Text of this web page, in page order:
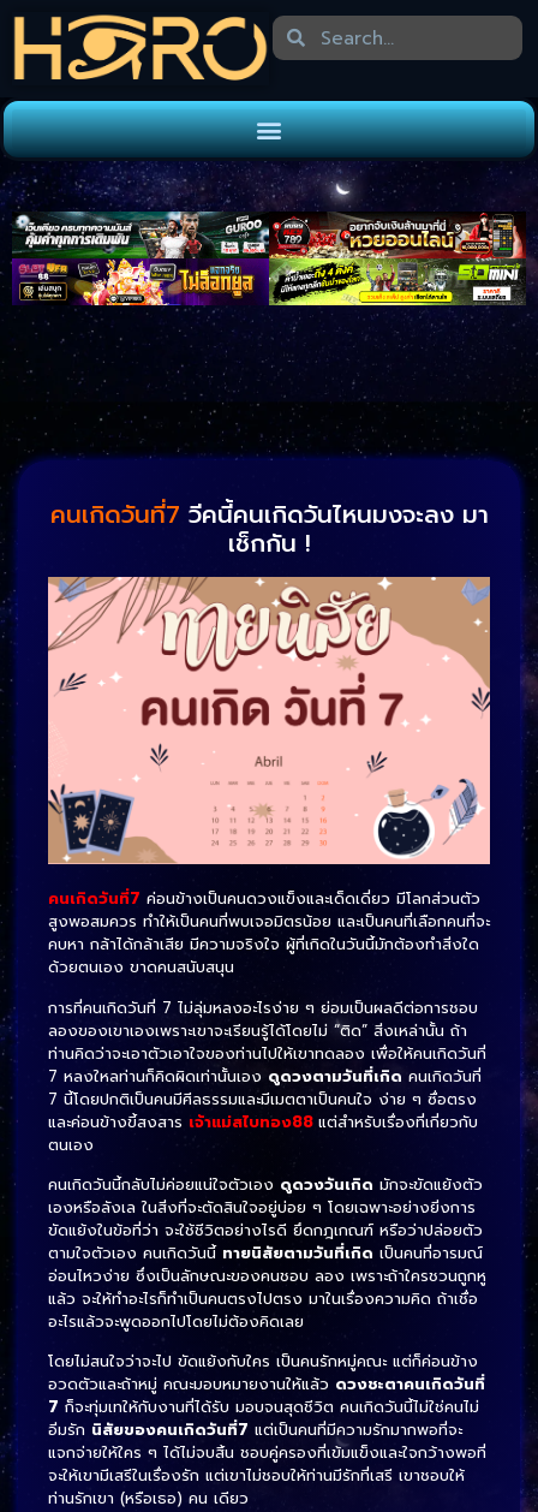
คนเกิดวันที่7 วีคนี้คนเกิดวันไหนมงจะลง มา
เช็กกัน !
คนเกิดวันที่7 ค่อนข้างเป็นคนดวงแข็งและเด็ดเดี่ยว มีโลกส่วนตัว
สูงพอสมควร ทำให้เป็นคนที่พบเจอมิตรน้อย และเป็นคนที่เลือกคนที่จะ
คบหา กล้าได้กล้าเสีย มีความจริงใจ ผู้ที่เกิดในวันนี้มักต้องทำสิ่งใด
ด้วยตนเอง ขาดคนสนับสนุน
การที่คนเกิดวันที่ 7 ไม่ลุ่มหลงอะไรง่าย ๆ ย่อมเป็นผลดีต่อการชอบ
ลองของเขาเองเพราะเขาจะเรียนรู้ได้โดยไม่ “ติด” สิ่งเหล่านั้น ถ้า
ท่านคิดว่าจะเอาตัวเอาใจของท่านไปให้เขาทดลอง เพื่อให้คนเกิดวันที่
7 หลงใหลท่านก็คิดผิดเท่านั้นเอง ดูดวงตามวันที่เกิด คนเกิดวันที่
7 นี้โดยปกติเป็นคนมีศีลธรรมและมีเมตตาเป็นคนใจ ง่าย ๆ ซื่อตรง
และค่อนข้างขี้สงสาร เจ้าแม่สไบทอง88 แต่สำหรับเรื่องที่เกี่ยวกับ
ตนเอง
คนเกิดวันนี้กลับไม่ค่อยแน่ใจตัวเอง ดูดวงวันเกิด มักจะขัดแย้งตัว
เองหรือลังเล ในสิ่งที่จะตัดสินใจอยู่บ่อย ๆ โดยเฉพาะอย่างยิ่งการ
ขัดแย้งในข้อที่ว่า จะใช้ชีวิตอย่างไรดี ยึดกฎเกณฑ์ หรือว่าปล่อยตัว
ตามใจตัวเอง คนเกิดวันนี้ ทายนิสัยตามวันที่เกิด เป็นคนที่อารมณ์
อ่อนไหวง่าย ซึ่งเป็นลักษณะของคนชอบ ลอง เพราะถ้าใครชวนถูกหู
แล้ว จะให้ทำอะไรก็ทำเป็นคนตรงไปตรง มาในเรื่องความคิด ถ้าเชื่อ
อะไรแล้วจะพูดออกไปโดยไม่ต้องคิดเลย
โดยไม่สนใจว่าจะไป ขัดแย้งกับใคร เป็นคนรักหมู่คณะ แต่ก็ค่อนข้าง
อวดตัวและถ้าหมู่ คณะมอบหมายงานให้แล้ว ดวงชะตาคนเกิดวันที่
7 ก็จะทุ่มเทให้กับงานที่ได้รับ มอบจนสุดชีวิต คนเกิดวันนี้ไม่ใช่คนไม่
อิ่มรัก นิสัยของคนเกิดวันที่7 แต่เป็นคนที่มีความรักมากพอที่จะ
แจกจ่ายให้ใคร ๆ ได้ไม่จบสิ้น ชอบคู่ครองที่เข้มแข็งและใจกว้างพอที่
จะให้เขามีเสรีในเรื่องรัก แต่เขาไม่ชอบให้ท่านมีรักที่เสรี เขาชอบให้
ท่านรักเขา (หรือเธอ) คน เดียว